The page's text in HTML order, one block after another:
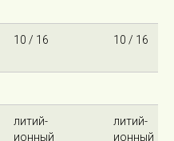
10 / 16 10 / 16
литий-
ионный
литий-
ионный